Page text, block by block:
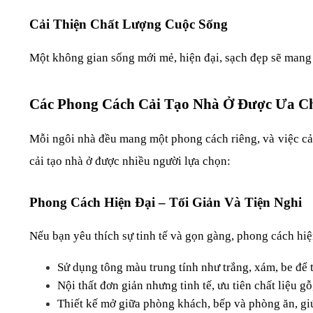
Cải Thiện Chất Lượng Cuộc Sống
Một không gian sống mới mẻ, hiện đại, sạch đẹp sẽ
Các Phong Cách Cải Tạo Nhà Ở Được Ưa
Mỗi ngôi nhà đều mang một phong cách riêng, và việc
cải tạo nhà ở được nhiều người lựa chọn:
Phong Cách Hiện Đại – Tối Giản Và Tiện Nghi
Nếu bạn yêu thích sự tinh tế và gọn gàng, phong cách
Sử dụng tông màu trung tính như trắng, xám, be
Nội thất đơn giản nhưng tinh tế, ưu tiên chất liệu
Thiết kế mở giữa phòng khách, bếp và phòng ăn,